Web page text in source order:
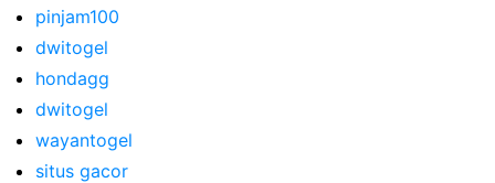
pinjam100
dwitogel
hondagg
dwitogel
wayantogel
situs gacor